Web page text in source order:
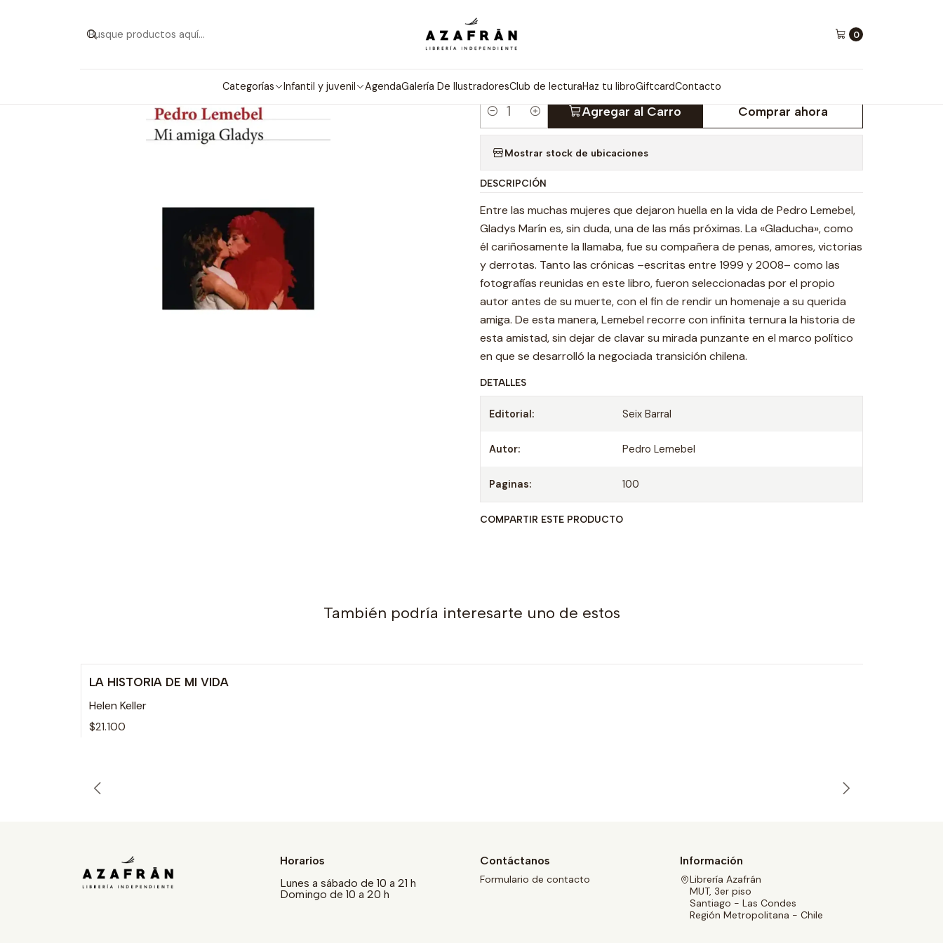
0
Categorías Infantil y juvenil AgendaGalería De IlustradoresClub de lecturaHaz tu libroGiftcardContacto
Literatura Chilena
MI AMIGA GLADYS
Cantidad
Agregar al Carro Comprar ahora
Mostrar stock de ubicaciones
DESCRIPCIÓN
Entre las muchas mujeres que dejaron huella en la vida de Pedro Lemebel,
Gladys Marín es, sin duda, una de las más próximas. La «Gladucha», como
él cariñosamente la llamaba, fue su compañera de penas, amores, victorias
y derrotas. Tanto las crónicas –escritas entre 1999 y 2008– como las
fotografías reunidas en este libro, fueron seleccionadas por el propio
autor antes de su muerte, con el fin de rendir un homenaje a su querida
amiga. De esta manera, Lemebel recorre con infinita ternura la historia de
esta amistad, sin dejar de clavar su mirada punzante en el marco político
en que se desarrolló la negociada transición chilena.
DETALLES
Editorial: Seix Barral
Autor: Pedro Lemebel
Paginas: 100
COMPARTIR ESTE PRODUCTO
También podría interesarte uno de estos
Agotado
LA HISTORIA DE MI VIDA
Helen Keller
$21.100
Horarios
Lunes a sábado de 10 a 21 h
Domingo de 10 a 20 h
Contáctanos
Formulario de contacto
Información
Librería Azafrán
MUT, 3er piso
Santiago - Las Condes
Región Metropolitana - Chile